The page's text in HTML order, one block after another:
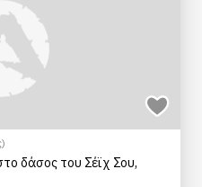
δάσος του Σέϊχ Σου,